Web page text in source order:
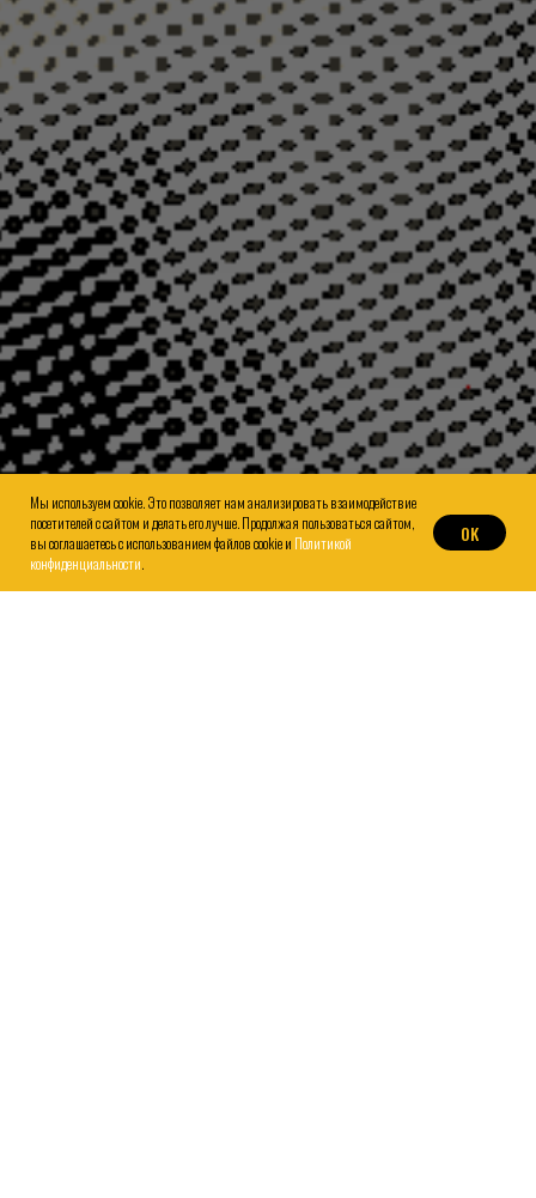
Мы используем cookie. Это позволяет нам анализировать взаимодействие
посетителей с сайтом и делать его лучше. Продолжая пользоваться сайтом,
вы соглашаетесь с использованием файлов cookie и Политикой
конфиденциальности.
OK